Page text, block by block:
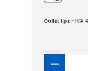
Collo: 1 pz - IVA